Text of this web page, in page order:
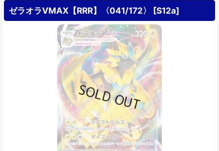
ゼラオラVMAX【RRR】〈041/172〉 [S12a]